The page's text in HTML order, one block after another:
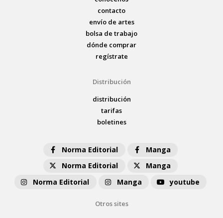
contacto
envío de artes
bolsa de trabajo
dónde comprar
regístrate
Distribución
distribución
tarifas
boletines
Norma Editorial
Manga
Norma Editorial
Manga
Norma Editorial
Manga youtube
Otros sites